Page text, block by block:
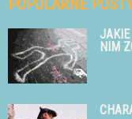
POPULARNE
NIM